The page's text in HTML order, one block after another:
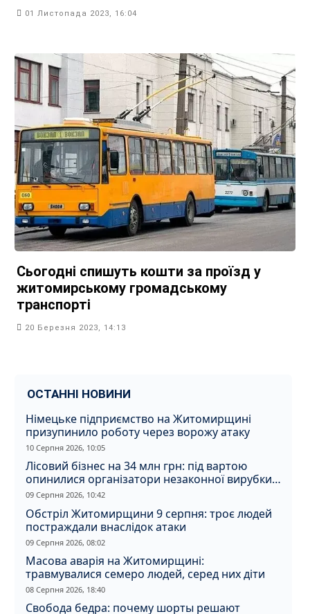
01 Листопада 2023, 16:04
Сьогодні спишуть кошти за проїзд у
житомирському громадському
транспорті
20 Березня 2023, 14:13
ОСТАННІ НОВИНИ
Німецьке підприємство на Житомирщині
призупинило роботу через ворожу атаку
10 Серпня 2026, 10:05
Лісовий бізнес на 34 млн грн: під вартою
опинилися організатори незаконної вирубки
на Житомирщині
09 Серпня 2026, 10:42
Обстріл Житомирщини 9 серпня: троє людей
постраждали внаслідок атаки
09 Серпня 2026, 08:02
Масова аварія на Житомирщині:
травмувалися семеро людей, серед них діти
08 Серпня 2026, 18:40
Свобода бедра: почему шорты решают